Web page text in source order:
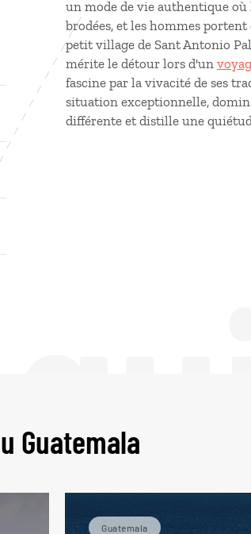
un mode de vie authentique où
brodées, et les hommes
petit village de Sant Antonio
mérite le détour lors d'un
fascine par la vivacité de ses
situation exceptionnelle,
différente et distille une
Guatemala
Guatemala